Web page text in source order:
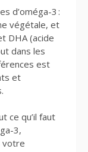
d’oméga-3 :
végétale, et
DHA (acide
dans les
est
et
ce qu’il faut
3,
votre